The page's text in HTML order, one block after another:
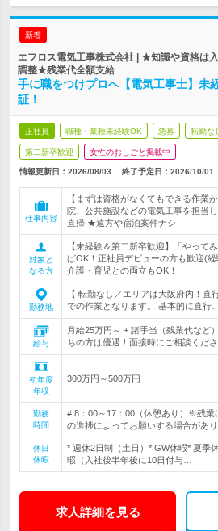
新着
エフロス電気工事株式会社 | ★知識や資格は
調整★残業代全額支給
手に職をつけプロへ【電気工事士】未
証！
正社員 職種・業種未経験OK 急募 転勤な
第二新卒歓迎 女性のおしごと掲載中
情報更新日：2026/08/03 終了予定日： 2026/10/01
仕事内容
【まずは資格がなくてもできる作業
院、公共施設などの電気工事を担当
直帰 ★遠方や宿泊案件ナシ
対象と
なる方
【未経験＆第二新卒歓迎】「やって
ばOK！正社員デビューの方も歓迎(
介護・育児との両立もOK！
勤務地
【 転勤なし／エリアは大阪府内！直
での作業となります。 基本的に直行…
給与
月給25万円～ + 諸手当（残業代など
ちの方は優遇！面接時にご相談くだ
初年度
年収
300万円～500万円
勤務
時間
# 8：00～17：00（休憩あり）※残業
の進捗によってお願いする場合があ
休日
休暇
* 週休2日制（土日）* GW休暇* 夏季
暇（入社後半年後に10日付与…
求人詳細を見る